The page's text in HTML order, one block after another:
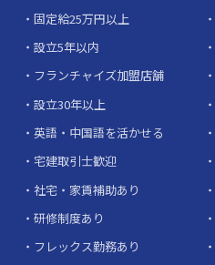
固定給25万円以上
設立5年以内
フランチャイズ加盟店舗
設立30年以上
英語・中国語を活かせる
宅建取引士歓迎
社宅・家賃補助あり
研修制度あり
フレックス勤務あり